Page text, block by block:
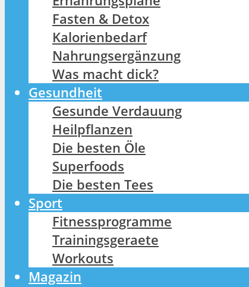
Fasten & Detox
Kalorienbedarf
Nahrungsergänzung
Was macht dick?
Gesundheit
Gesunde Verdauung
Heilpflanzen
Die besten Öle
Superfoods
Die besten Tees
Sport
Fitnessprogramme
Trainingsgeraete
Workouts
Magazin